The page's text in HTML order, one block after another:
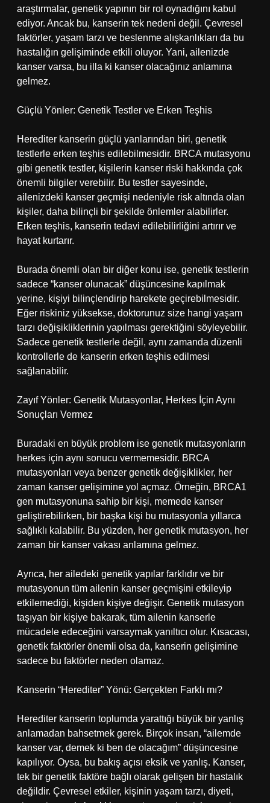
araştırmalar, genetik yapının bir rol oynadığını kabul
ediyor. Ancak bu, kanserin tek nedeni değil. Çevresel
faktörler, yaşam tarzı ve beslenme alışkanlıkları da bu
hastalığın gelişiminde etkili oluyor. Yani, ailenizde
kanser varsa, bu illa ki kanser olacağınız anlamına
gelmez.
Güçlü Yönler: Genetik Testler ve Erken Teşhis
Herediter kanserin güçlü yanlarından biri, genetik
testlerle erken teşhis edilebilmesidir. BRCA mutasyonu
gibi genetik testler, kişilerin kanser riski hakkında çok
önemli bilgiler verebilir. Bu testler sayesinde,
ailenizdeki kanser geçmişi nedeniyle risk altında olan
kişiler, daha bilinçli bir şekilde önlemler alabilirler.
Erken teşhis, kanserin tedavi edilebilirliğini artırır ve
hayat kurtarır.
Burada önemli olan bir diğer konu ise, genetik testlerin
sadece “kanser olunacak” düşüncesine kapılmak
yerine, kişiyi bilinçlendirip harekete geçirebilmesidir.
Eğer riskiniz yüksekse, doktorunuz size hangi yaşam
tarzı değişikliklerinin yapılması gerektiğini söyleyebilir.
Sadece genetik testlerle değil, aynı zamanda düzenli
kontrollerle de kanserin erken teşhis edilmesi
sağlanabilir.
Zayıf Yönler: Genetik Mutasyonlar, Herkes İçin Aynı
Sonuçları Vermez
Buradaki en büyük problem ise genetik mutasyonların
herkes için aynı sonucu vermemesidir. BRCA
mutasyonları veya benzer genetik değişiklikler, her
zaman kanser gelişimine yol açmaz. Örneğin, BRCA1
gen mutasyonuna sahip bir kişi, memede kanser
geliştirebilirken, bir başka kişi bu mutasyonla yıllarca
sağlıklı kalabilir. Bu yüzden, her genetik mutasyon, her
zaman bir kanser vakası anlamına gelmez.
Ayrıca, her ailedeki genetik yapılar farklıdır ve bir
mutasyonun tüm ailenin kanser geçmişini etkileyip
etkilemediği, kişiden kişiye değişir. Genetik mutasyon
taşıyan bir kişiye bakarak, tüm ailenin kanserle
mücadele edeceğini varsaymak yanıltıcı olur. Kısacası,
genetik faktörler önemli olsa da, kanserin gelişimine
sadece bu faktörler neden olamaz.
Kanserin “Herediter” Yönü: Gerçekten Farklı mı?
Herediter kanserin toplumda yarattığı büyük bir yanlış
anlamadan bahsetmek gerek. Birçok insan, “ailemde
kanser var, demek ki ben de olacağım” düşüncesine
kapılıyor. Oysa, bu bakış açısı eksik ve yanlış. Kanser,
tek bir genetik faktöre bağlı olarak gelişen bir hastalık
değildir. Çevresel etkiler, kişinin yaşam tarzı, diyeti,